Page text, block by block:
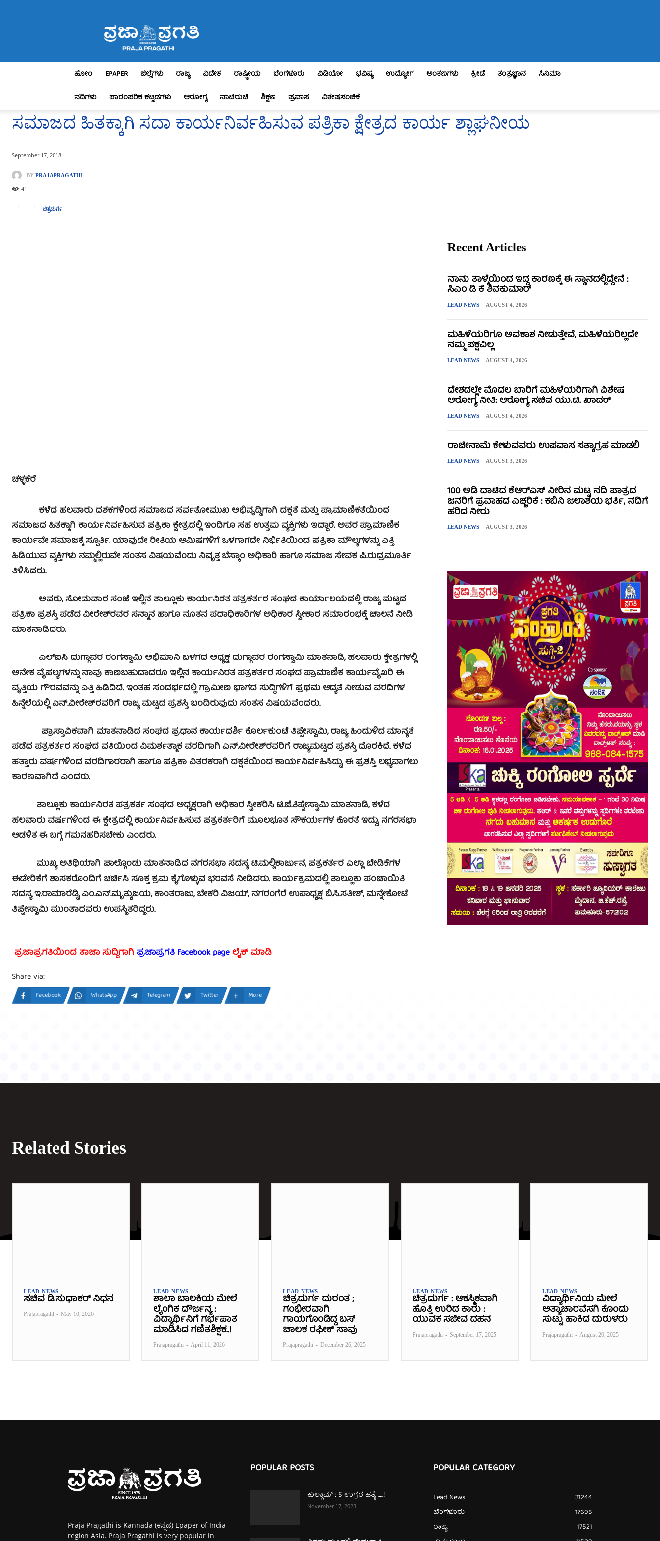
Pragathi
ಹೋಂ EPAPER ಜಿಲ್ಲೆಗಳು ರಾಜ್ಯ ವಿದೇಶ ರಾಷ್ಟ್ರೀಯ ಬೆಂಗಳೂರು ವಿಡಿಯೋ ಭವಿಷ್ಯ ಉದ್ಯೋಗ ಅಂಕಣಗಳು ಕ್ರೀಡೆ ತಂತ್ರಜ್ಞಾನ
ಸಿನಿಮಾ
ನದಿಗಳು
ಪಾರಂಪರಿಕ ಕಟ್ಟಡಗಳು ಆರೋಗ್ಯ ನಾಟಿರುಚಿ ಶಿಕ್ಷಣ ಪ್ರವಾಸ ವಿಶೇಷಸಂಚಿಕೆ
ಸಮಾಜದ ಹಿತಕ್ಕಾಗಿ ಸದಾ ಕಾರ್ಯನಿರ್ವಹಿಸುವ ಪತ್ರಿಕಾ ಕ್ಷೇತ್ರದ ಕಾರ್ಯ ಶ್ಲಾಘನೀಯ
September 17, 2018
BY PRAJAPRAGATHI
41
ಚಿತ್ರದುರ್ಗ
ಚಳ್ಳಕೆರೆ
ಕಳೆದ ಹಲವಾರು ದಶಕಗಳಿಂದ ಸಮಾಜದ ಸರ್ವತೋಮುಖ ಅಭಿವೃದ್ಧಿಗಾಗಿ ದಕ್ಷತೆ ಮತ್ತು ಪ್ರಾಮಾಣಿಕತೆಯಿಂದ
ಸಮಾಜದ ಹಿತಕ್ಕಾಗಿ ಕಾರ್ಯನಿರ್ವಹಿಸುವ ಪತ್ರಿಕಾ ಕ್ಷೇತ್ರದಲ್ಲಿ ಇಂದಿಗೂ ಸಹ ಉತ್ತಮ ವ್ಯಕ್ತಿಗಳು ಇದ್ಧಾರೆ. ಅವರ ಪ್ರಾಮಾಣಿಕ
ಕಾರ್ಯವೇ ಸಮಾಜಕ್ಕೆ ಸ್ಪೂರ್ತಿ. ಯಾವುದೇ ರೀತಿಯ ಆಮಿಷಗಳಿಗೆ ಒಳಗಾಗದೇ ನಿರ್ಭಿತಿಯಿಂದ ಪತ್ರಿಕಾ ಮೌಲ್ಯಗಳನ್ನು ಎತ್ತಿ
ಹಿಡಿಯುವ ವ್ಯಕ್ತಿಗಳು ನಮ್ಮಲ್ಲಿರುವೇ ಸಂತಸ ವಿಷಯವೆಂದು ನಿವೃತ್ತ ಬೆಸ್ಕಾಂ ಅಧಿಕಾರಿ ಹಾಗೂ ಸಮಾಜ ಸೇವಕ ಪಿ.ರುದ್ರಮೂರ್ತಿ
ತಿಳಿಸಿದರು.
ಅವರು, ಸೋಮವಾರ ಸಂಜೆ ಇಲ್ಲಿನ ತಾಲ್ಲೂಕು ಕಾರ್ಯನಿರತ ಪತ್ರಕರ್ತರ ಸಂಘದ ಕಾರ್ಯಾಲಯದಲ್ಲಿ ರಾಜ್ಯ ಮಟ್ಟದ
ಪತ್ರಿಕಾ ಪ್ರಶಸ್ತಿ ಪಡೆದ ವೀರೇಶ್‍ರವರ ಸನ್ಮಾನ ಹಾಗೂ ನೂತನ ಪದಾಧಿಕಾರಿಗಳ ಅಧಿಕಾರ ಸ್ವೀಕಾರ ಸಮಾರಂಭಕ್ಕೆ ಚಾಲನೆ ನೀಡಿ
ಮಾತನಾಡಿದರು.
ಎಲ್‍ಐಸಿ ದುಗ್ಗಾವರ ರಂಗಸ್ವಾಮಿ ಅಭಿಮಾನಿ ಬಳಗದ ಅಧ್ಯಕ್ಷ ದುಗ್ಗಾವರ ರಂಗಸ್ವಾಮಿ ಮಾತನಾಡಿ, ಹಲವಾರು ಕ್ಷೇತ್ರಗಳಲ್ಲಿ
ಅನೇಕ ವೈಪಲ್ಯಗಳನ್ನು ನಾವು ಕಾಣಬಹುದಾದರೂ ಇಲ್ಲಿನ ಕಾರ್ಯನಿರತ ಪತ್ರಕರ್ತರ ಸಂಘದ ಪ್ರಾಮಾಣಿಕ ಕಾರ್ಯವೈಖರಿ ಈ
ವೃತ್ತಿಯ ಗೌರವವನ್ನು ಎತ್ತಿ ಹಿಡಿದಿದೆ. ಇಂತಹ ಸಂದರ್ಭದಲ್ಲಿ ಗ್ರಾಮೀಣ ಭಾಗದ ಸುದ್ದಿಗಳಿಗೆ ಪ್ರಥಮ ಆದ್ಯತೆ ನೀಡುವ ವರದಿಗಳ
ಹಿನ್ನೆಲೆಯಲ್ಲಿ ಎನ್.ವೀರೇಶ್‍ರವರಿಗೆ ರಾಜ್ಯ ಮಟ್ಟದ ಪ್ರಶಸ್ತಿ ಬಂದಿರುವುದು ಸಂತಸ ವಿಷಯವೆಂದರು.
ಪ್ರಾಸ್ತಾವಿಕವಾಗಿ ಮಾತನಾಡಿದ ಸಂಘದ ಪ್ರಧಾನ ಕಾರ್ಯದರ್ಶಿ ಕೊರ್ಲಕುಂಟೆ ತಿಪ್ಪೇಸ್ವಾಮಿ, ರಾಜ್ಯ ಹಿಂದುಳಿದ ಮಾನ್ಯತೆ
ಪಡೆದ ಪತ್ರಕರ್ತರ ಸಂಘದ ವತಿಯಿಂದ ವಿಮರ್ಶತ್ಮಾಕ ವರದಿಗಾಗಿ ಎನ್.ವೀರೇಶ್‍ರವರಿಗೆ ರಾಜ್ಯಮಟ್ಟದ ಪ್ರಶಸ್ತಿ ದೊರಕಿದೆ. ಕಳೆದ
ಹತ್ತಾರು ವರ್ಷಗಳಿಂದ ವರದಿಗಾರರಾಗಿ ಹಾಗೂ ಪತ್ರಿಕಾ ವಿತರಕರಾಗಿ ದಕ್ಷತೆಯಿಂದ ಕಾರ್ಯನಿರ್ವಹಿಸಿದ್ದು, ಈ ಪ್ರಶಸ್ತಿ ಲಭ್ಯವಾಗಲು
ಕಾರಣವಾಗಿದೆ ಎಂದರು.
ತಾಲ್ಲೂಕು ಕಾರ್ಯನಿರತ ಪತ್ರಕರ್ತ ಸಂಘದ ಅಧ್ಯಕ್ಷರಾಗಿ ಅಧಿಕಾರ ಸ್ವೀಕರಿಸಿ ಟಿ.ಜೆ.ತಿಪ್ಪೇಸ್ವಾಮಿ ಮಾತನಾಡಿ, ಕಳೆದ
ಹಲವಾರು ವರ್ಷಗಳಿಂದ ಈ ಕ್ಷೇತ್ರದಲ್ಲಿ ಕಾರ್ಯನಿರ್ವಹಿಸುವ ಪತ್ರಕರ್ತರಿಗೆ ಮೂಲಭೂತ ಸೌಕರ್ಯಗಳ ಕೊರತೆ ಇದ್ದು, ನಗರಸಭಾ
ಆಡಳಿತ ಈ ಬಗ್ಗೆ ಗಮನಹರಿಸಬೇಕು ಎಂದರು.
ಮುಖ್ಯ ಅತಿಥಿಯಾಗಿ ಪಾಲ್ಗೊಂಡು ಮಾತನಾಡಿದ ನಗರಸಭಾ ಸದಸ್ಯ ಟಿ.ಮಲ್ಲಿಕಾರ್ಜುನ, ಪತ್ರಕರ್ತರ ಎಲ್ಲಾ ಬೇಡಿಕೆಗಳ
ಈಡೇರಿಕೆಗೆ ಶಾಸಕರೊಂದಿಗೆ ಚರ್ಚಿಸಿ ಸೂಕ್ತ ಕ್ರಮ ಕೈಗೊಳ್ಳುವ ಭರವಸೆ ನೀಡಿದರು. ಕಾರ್ಯಕ್ರಮದಲ್ಲಿ ತಾಲ್ಲೂಕು ಪಂಚಾಯಿತಿ
ಸದಸ್ಯ ಇ.ರಾಮಾರೆಡ್ಡಿ, ಎಂ.ಎನ್.ಮೃತ್ಯುಜಯ, ಕಾಂತರಾಜು, ಬೇಕರಿ ವಿಜಯ್, ನಗರಂಗೆರೆ ಉಪಾಧ್ಯಕ್ಷ ಬಿ.ಸಿ.ಸತೀಶ್, ಮನ್ನೇಕೋಟೆ
ತಿಪ್ಪೇಸ್ವಾಮಿ ಮುಂತಾದವರು ಉಪಸ್ಥಿತರಿದ್ದರು.
ಪ್ರಜಾಪ್ರಗತಿಯಿಂದ ತಾಜಾ ಸುದ್ದಿಗಾಗಿ ಪ್ರಜಾಪ್ರಗತಿ facebook page ಲೈಕ್ ಮಾಡಿ
Share via:
Facebook WhatsApp Telegram Twitter More
Recent Articles
ನಾನು ತಾಳ್ಮೆಯಿಂದ ಇದ್ದ ಕಾರಣಕ್ಕೆ ಈ ಸ್ಥಾನದಲ್ಲಿದ್ದೇನೆ :
ಸಿಎಂ ಡಿ ಕೆ ಶಿವಕುಮಾರ್
LEAD NEWS AUGUST 4, 2026
ಮಹಿಳೆಯರಿಗೂ ಅವಕಾಶ ನೀಡುತ್ತೇವೆ, ಮಹಿಳೆಯರಿಲ್ಲದೇ
ನಮ್ಮ ಪಕ್ಷವಿಲ್ಲ
LEAD NEWS AUGUST 4, 2026
ದೇಶದಲ್ಲೇ ಮೊದಲ ಬಾರಿಗೆ ಮಹಿಳೆಯರಿಗಾಗಿ ವಿಶೇಷ
ಆರೋಗ್ಯ ನೀತಿ: ಆರೋಗ್ಯ ಸಚಿವ ಯು.ಟಿ. ಖಾದರ್
LEAD NEWS AUGUST 4, 2026
ರಾಜೀನಾಮೆ ಕೇಳುವವರು ಉಪವಾಸ ಸತ್ಯಾಗ್ರಹ ಮಾಡಲಿ
LEAD NEWS AUGUST 3, 2026
100 ಅಡಿ ದಾಟಿದ ಕೆಆರ್‌ಎಸ್ ನೀರಿನ ಮಟ್ಟ ನದಿ ಪಾತ್ರದ
ಜನರಿಗೆ ಪ್ರವಾಹದ ಎಚ್ಚರಿಕೆ : ಕಬಿನಿ ಜಲಾಶಯ ಭರ್ತಿ, ನದಿಗೆ
ಹರಿದ ನೀರು
LEAD NEWS AUGUST 3, 2026
Related Stories
LEAD NEWS
ಸಚಿವ ಡಿ.ಸುಧಾಕರ್ ನಿಧನ
Prajapragathi - May 10, 2026
LEAD NEWS
ಶಾಲಾ ಬಾಲಕಿಯ ಮೇಲೆ
ಲೈಂಗಿಕ ದೌರ್ಜನ್ಯ :
ವಿದ್ಯಾರ್ಥಿನಿಗೆ ಗರ್ಭಪಾತ
ಮಾಡಿಸಿದ ಗಣಿತಶಿಕ್ಷಕ..!
Prajapragathi - April 11, 2026
LEAD NEWS
ಚಿತ್ರದುರ್ಗ ದುರಂತ ;
ಗಂಭೀರವಾಗಿ
ಗಾಯಗೊಂಡಿದ್ದ ಬಸ್‌
ಚಾಲಕ ರಫೀಕ್‌ ಸಾವು
Prajapragathi - December 26, 2025
LEAD NEWS
ಚಿತ್ರದುರ್ಗ : ಆಕಸ್ಮಿಕವಾಗಿ
ಹೊತ್ತಿ ಉರಿದ ಕಾರು :
ಯುವಕ ಸಜೀವ ದಹನ
Prajapragathi - September 17, 2025
LEAD NEWS
ವಿದ್ಯಾರ್ಥಿನಿಯ ಮೇಲೆ
ಅತ್ಯಾಚಾರವೆಸಗಿ ಕೊಂದು
ಸುಟ್ಟು ಹಾಕಿದ ದುರುಳರು
Prajapragathi - August 20, 2025
Praja Pragathi is Kannada (ಕನ್ನಡ) Epaper of India
region Asia. Praja Pragathi is very popular in
POPULAR POSTS
ಕುಲ್ಗಾಮ್‌ : 5 ಉಗ್ರರ ಹತ್ಯೆ …..!
November 17, 2023
POPULAR CATEGORY
Lead News
31244
ಬೆಂಗಳೂರು
17695
ರಾಜ್ಯ
17521